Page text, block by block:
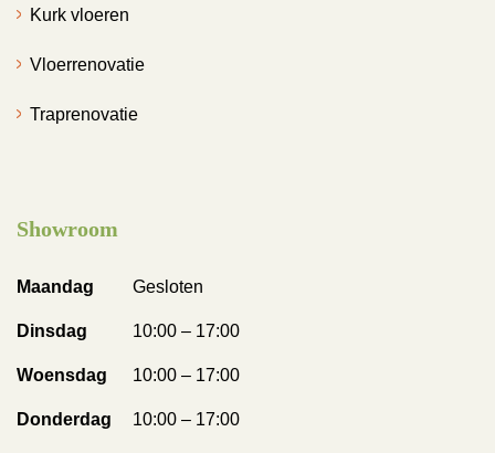
Kurk vloeren
Vloerrenovatie
Traprenovatie
Showroom
Maandag Gesloten
Dinsdag 10:00 – 17:00
Woensdag 10:00 – 17:00
Donderdag 10:00 – 17:00